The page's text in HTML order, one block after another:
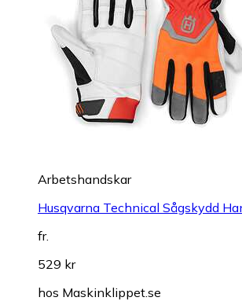
Arbetshandskar
Husqvarna Technical Sågskydd
fr.
529 kr
hos Maskinklippet.se